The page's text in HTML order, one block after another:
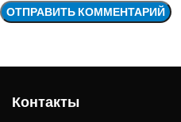
Контакты